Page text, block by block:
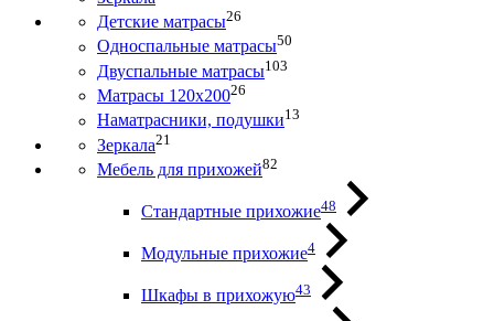
Детские матрасы26
Односпальные матрасы50
Двуспальные матрасы103
Матрасы 120х20026
Наматрасники, подушки13
Зеркала21
Мебель для прихожей82
Стандартные прихожие48
Модульные прихожие4
Шкафы в прихожую43